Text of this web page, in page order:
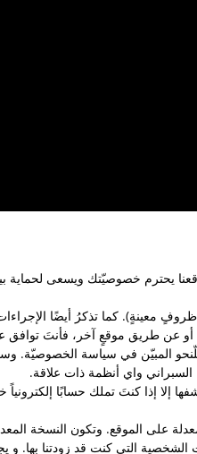
يحترم خصوصيّتك ويسعى لحماية
معينةٍ). كما تذكرُ أيضًا
أو عن طريق موقعٍ آخر، فأنتَ
للّنحو المبيّن في سياسة
السبراني واي أنظمة ذات علاقة.
إلا إذا كنتَ تملك حسابًا
الموقع. وتكون النسخة
الشخصية التي كنت قد زودتنا